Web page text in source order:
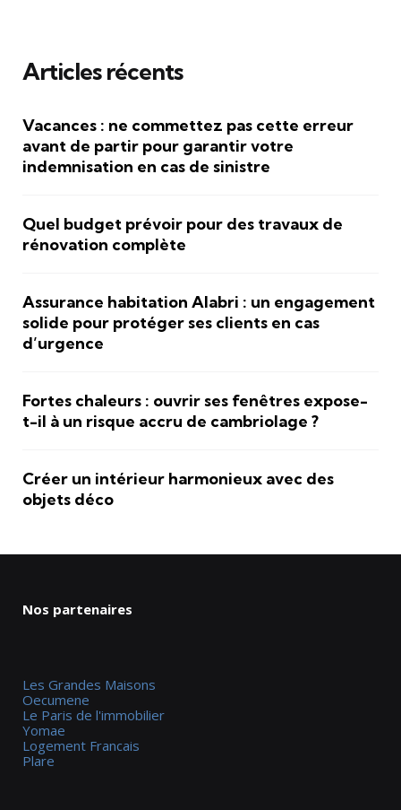
Articles récents
Vacances : ne commettez pas cette erreur
avant de partir pour garantir votre
indemnisation en cas de sinistre
Quel budget prévoir pour des travaux de
rénovation complète
Assurance habitation Alabri : un engagement
solide pour protéger ses clients en cas
d’urgence
Fortes chaleurs : ouvrir ses fenêtres expose-
t-il à un risque accru de cambriolage ?
Créer un intérieur harmonieux avec des
objets déco
Nos partenaires
Les Grandes Maisons
Oecumene
Le Paris de l'immobilier
Yomae
Logement Francais
Plare